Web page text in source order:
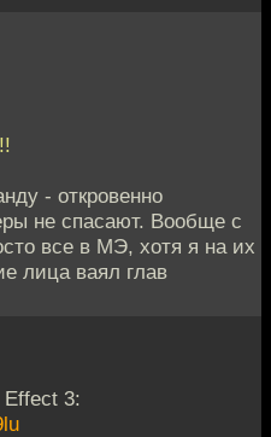
- откровенно
не спасают. Вообще с
все в МЭ, хотя я на их
лица ваял глав
3: